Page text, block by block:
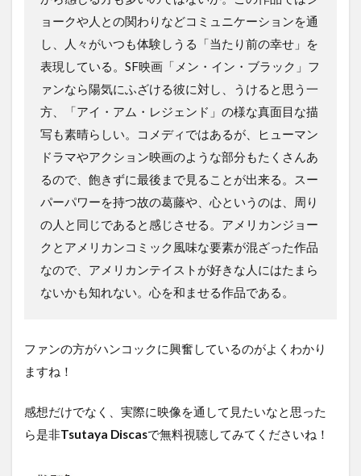
ョークや人との関わりなどコミュニケーションを通
し、人々がいつも体験しうる「当たり前の幸せ」を
表現している。SF映画「メン・イン・ブラック」フ
ァンなら陽気にふざける彼に対し、うけると思う一
方、「アイ・アム・レジェンド」の様な真面目な描
写も素晴らしい。コメディではあるが、ヒューマン
ドラマやアクション映画のような部分もたくさんあ
るので、飽きずに最後まで見ることが出来る。スー
パーパワーを持つ故の葛藤や、心というのは、周り
の人と同じであると感じさせる。アメリカンジョー
クとアメリカンコミック風味な要素が混ざった作品
なので、アメリカンテイストが好きな人にはたまら
ないかも知れない。心を和ませる作品である。
ファンの方がハンコックに興奮しているのがよくわかり
ますね！
感想だけでなく、実際に映像を通して見たいなと思った
ら是非Tsutaya Discasで無料視聴してみてくださいね！